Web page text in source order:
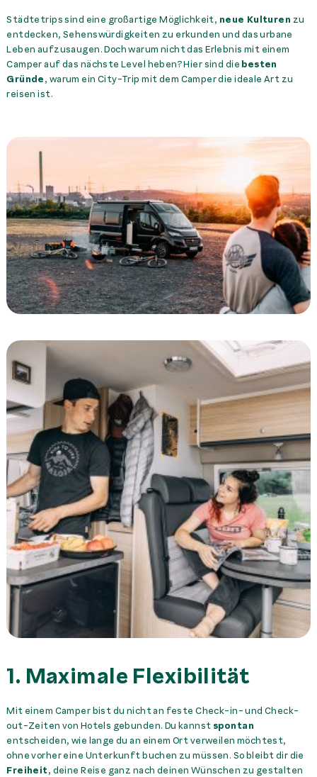
Städtetrips sind eine großartige Möglichkeit, neue Kulturen zu
entdecken, Sehenswürdigkeiten zu erkunden und das urbane
Leben aufzusaugen. Doch warum nicht das Erlebnis mit einem
Camper auf das nächste Level heben? Hier sind die besten
Gründe, warum ein City-Trip mit dem Camper die ideale Art zu
reisen ist.
1. Maximale Flexibilität
Mit einem Camper bist du nicht an feste Check-in- und Check-
out-Zeiten von Hotels gebunden. Du kannst spontan
entscheiden, wie lange du an einem Ort verweilen möchtest,
ohne vorher eine Unterkunft buchen zu müssen. So bleibt dir die
Freiheit, deine Reise ganz nach deinen Wünschen zu gestalten